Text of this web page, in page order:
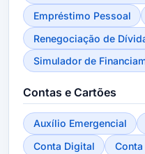
Empréstimo Pessoal
Renegociação de
Simulador de
Contas e Cartões
Auxílio Emergencial
Conta Digital
Conta